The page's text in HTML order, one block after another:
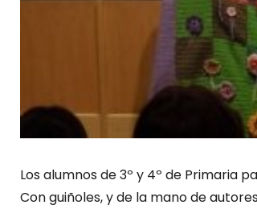
Los alumnos de 3º y 4º de Primaria
Con guiñoles, y de la mano de